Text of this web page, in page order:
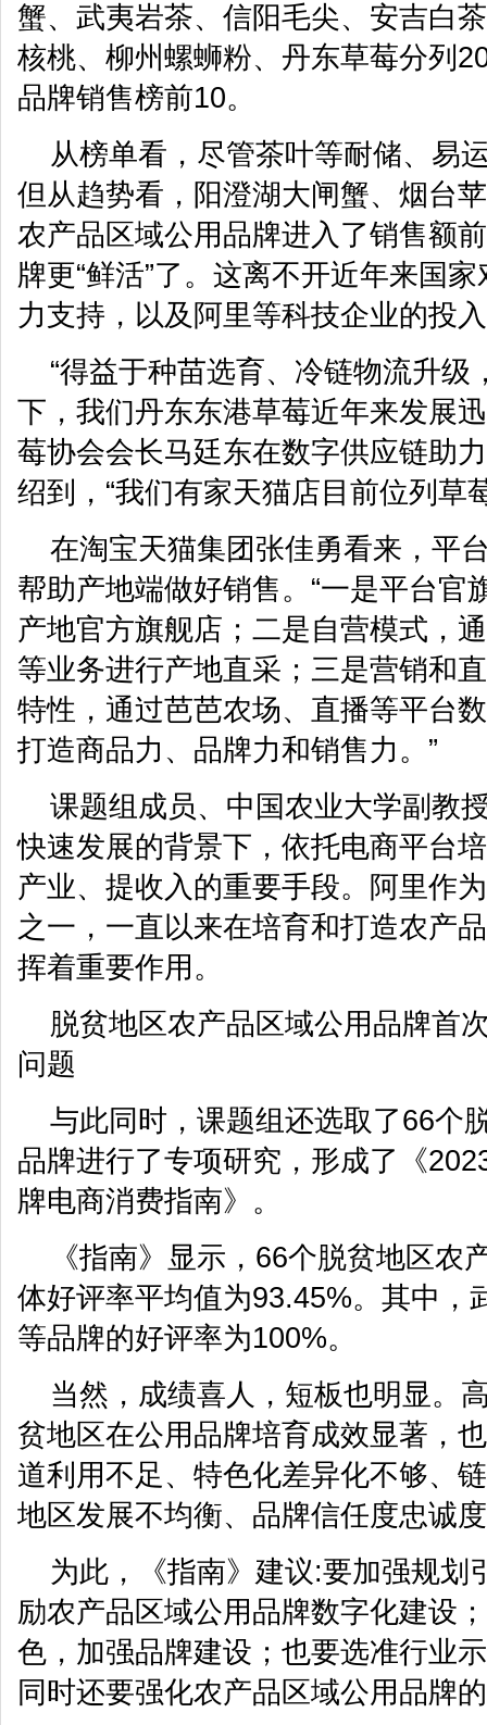
蟹、武夷岩茶、信阳毛尖、安吉白
核桃、柳州螺蛳粉、丹东草莓分列
品牌销售榜前10。
从榜单看，尽管茶叶等耐储、易
但从趋势看，阳澄湖大闸蟹、烟台
农产品区域公用品牌进入了销售额
牌更“鲜活”了。这离不开近年来国
力支持，以及阿里等科技企业的投
“得益于种苗选育、冷链物流升级
下，我们丹东东港草莓近年来发展
莓协会会长马廷东在数字供应链助
绍到，“我们有家天猫店目前位列草
在淘宝天猫集团张佳勇看来，平
帮助产地端做好销售。“一是平台官
产地官方旗舰店；二是自营模式，
等业务进行产地直采；三是营销和
特性，通过芭芭农场、直播等平台
打造商品力、品牌力和销售力。”
课题组成员、中国农业大学副教
快速发展的背景下，依托电商平台
产业、提收入的重要手段。阿里作
之一，一直以来在培育和打造农产
挥着重要作用。
脱贫地区农产品区域公用品牌首
问题
与此同时，课题组还选取了66个
品牌进行了专项研究，形成了《
牌电商消费指南》。
《指南》显示，66个脱贫地区农
体好评率平均值为93.45%。其中，
等品牌的好评率为100%。
当然，成绩喜人，短板也明显。
贫地区在公用品牌培育成效显著，
道利用不足、特色化差异化不够、
地区发展不均衡、品牌信任度忠诚
为此，《指南》建议:要加强规划
励农产品区域公用品牌数字化建设
色，加强品牌建设；也要选准行业
同时还要强化农产品区域公用品牌